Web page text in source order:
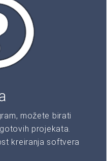
možete birati
projekata.
kreiranja softvera